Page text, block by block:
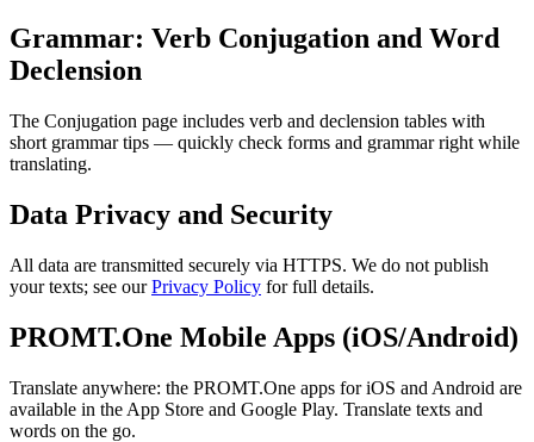
Grammar: Verb Conjugation and Word
Declension
The Conjugation page includes verb and declension tables with
short grammar tips — quickly check forms and grammar right while
translating.
Data Privacy and Security
All data are transmitted securely via HTTPS. We do not publish
your texts; see ourPrivacy Policy for full details.
PROMT.One Mobile Apps (iOS/Android)
Translate anywhere: the PROMT.One apps for iOS and Android are
available in the App Store and Google Play. Translate texts and
words on the go.